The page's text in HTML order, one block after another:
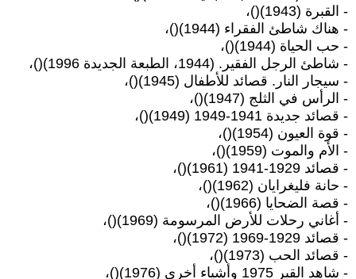
- القبرة (1943)()،
- هناك شاطئ الفقراء (1944)()،
- حب الحياة (1944)()،
- شاطئ الرجل الفقير. (1944، الطبعة الجديدة 1996)()،
- سيجار النار. قصائد للأطفال (1945)()،
- الرأس في الثلج (1947)()،
- قصائد جديدة 1941-1949 (1949)()،
- قوة العيون (1954)()،
- الأم والموت (1959)()،
- قصائد 1929-1941 (1961)()،
- حانة فليغرايان (1962)()،
- قصة الضحايا (1966)()،
- أغاني رحلات للأرض المرسومة (1969)()،
- قصائد 1929-1969 (1972)()،
- قصائد الحب (1973)()،
- شاهد القبر 1975 وأشياء أخرى (1976)()،